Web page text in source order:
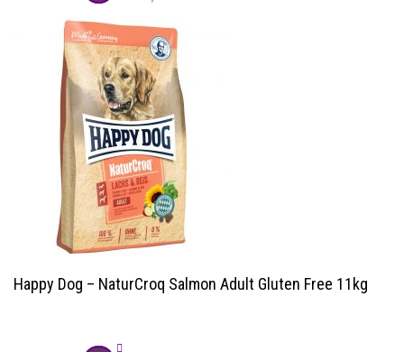
Happy Dog – NaturCroq Salmon Adult Gluten Free 11kg